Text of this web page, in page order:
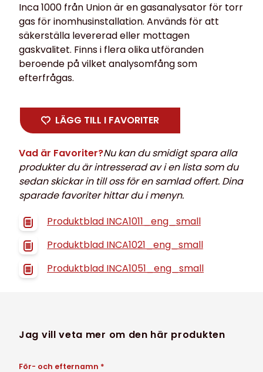
Inca 1000 från Union är en gasanalysator för torr
gas för inomhusinstallation. Används för att
säkerställa levererad eller mottagen
gaskvalitet. Finns i flera olika utföranden
beroende på vilket analysomfång som
efterfrågas.
LÄGG TILL I FAVORITER
Vad är Favoriter?Nu kan du smidigt spara alla
produkter du är intresserad av i en lista som du
sedan skickar in till oss för en samlad offert. Dina
sparade favoriter hittar du i menyn.
Produktblad INCA1011_eng_small
Produktblad INCA1021_eng_small
Produktblad INCA1051_eng_small
Jag vill veta mer om den här produkten
För- och efternamn *